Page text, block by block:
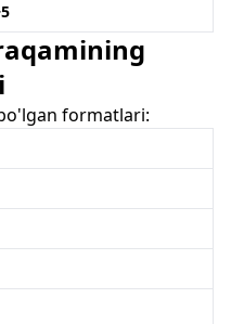
formatlari: